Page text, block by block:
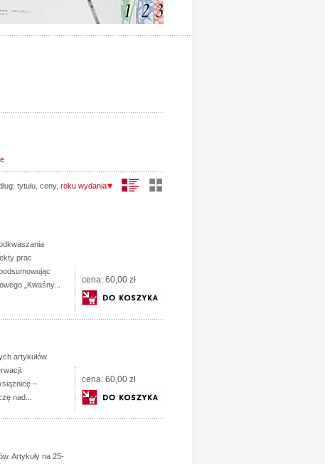
tytułu ceny, roku wydania
prac
„Kwaśny...
cena: 60,00 zł
artykułów
–
nad...
cena: 60,00 zł
Artykuły na 25-